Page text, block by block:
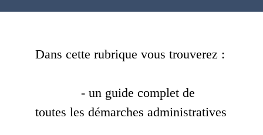
Dans cette rubrique vous trouverez :
- un guide complet de
toutes les démarches administratives